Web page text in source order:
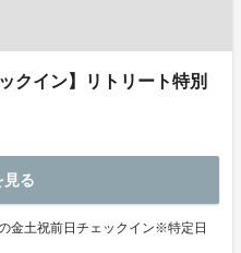
クイン】リトリート特別
見る
金土祝前日チェックイン※特定日